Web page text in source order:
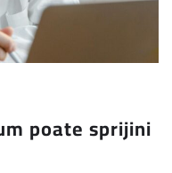
poate sprijini